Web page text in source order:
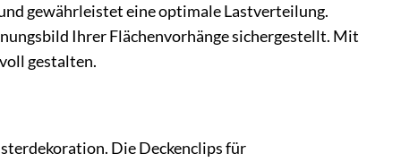
gewährleistet eine optimale Lastverteilung.
Ihrer Flächenvorhänge sichergestellt. Mit
gestalten.
Die Deckenclips für